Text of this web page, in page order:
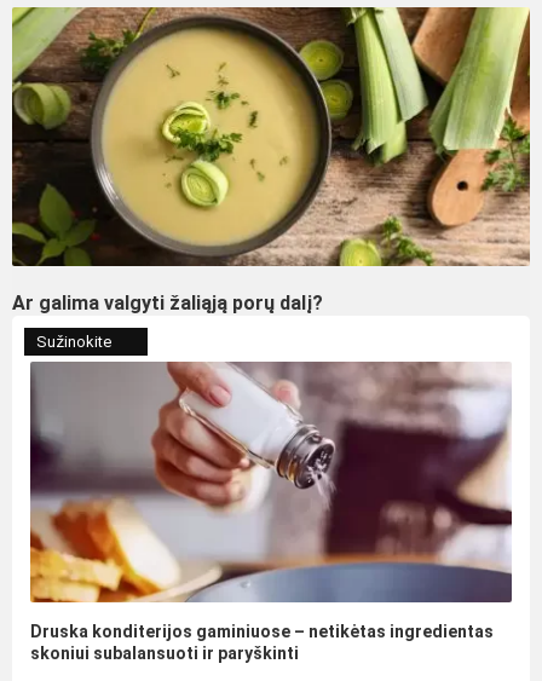
Ar galima valgyti žaliąją porų dalį?
Sužinokite
Druska konditerijos gaminiuose – netikėtas ingredientas
skoniui subalansuoti ir paryškinti